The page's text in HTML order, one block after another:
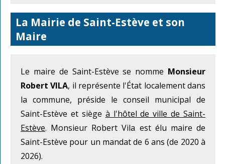
La Mairie de Saint-Estève et son
Maire
Le maire de Saint-Estève se nomme Monsieur
Robert VILA, il représente l'État localement dans
la commune, préside le conseil municipal de
Saint-Estève et siège à l'hôtel de ville de Saint-
Estève. Monsieur Robert Vila est élu maire de
Saint-Estève pour un mandat de 6 ans (de 2020 à
2026).